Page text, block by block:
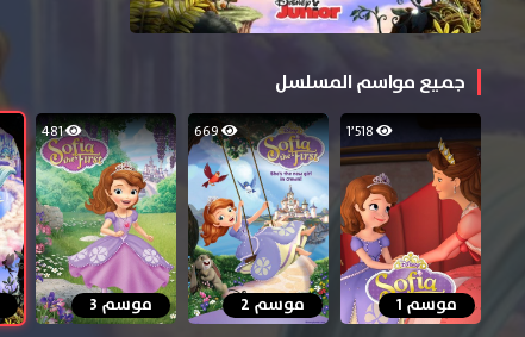
جميع مواسم المسلسل
موسم 1
669
موسم 2
481
موسم 3